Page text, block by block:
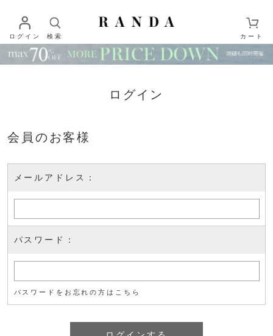
ログイン 検索 カート
ログイン
会員のお客様
メールアドレス：
パスワード：
パスワードをお忘れの方はこちら